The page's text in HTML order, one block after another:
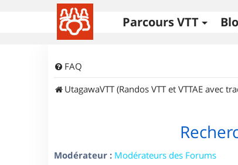
Parcours VTT
FAQ
UtagawaVTT (Randos VTT et VTTAE avec
Modérateur : Modérateurs des Forums